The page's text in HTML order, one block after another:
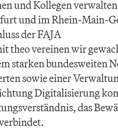
und Kollegen
und im Rhein-Main-
der FAJA
theo vereinen wir
starken bundesweiten
sowie einer
Digitalisierung
das